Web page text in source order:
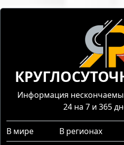
Информация
24 на 7 и 365
В мире В регионах